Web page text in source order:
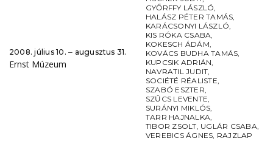
2008. július 10. ‒ augusztus 31.
Ernst Múzeum
GYŐRFFY LÁSZLÓ,
HALÁSZ PÉTER TAMÁS,
KARÁCSONYI LÁSZLÓ,
KIS RÓKA CSABA,
KOKESCH ÁDÁM,
KOVÁCS BUDHA TAMÁS,
KUPCSIK ADRIÁN,
NAVRATIL JUDIT,
SOCIÉTÉ RÉALISTE,
SZABÓ ESZTER,
SZŰCS LEVENTE,
SURÁNYI MIKLÓS,
TARR HAJNALKA,
TIBOR ZSOLT, UGLÁR CSABA,
VEREBICS ÁGNES, RAJZLAP